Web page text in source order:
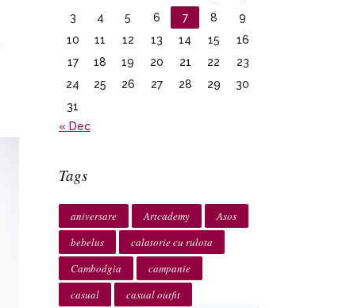
3
4 5 6 7 8
9
10
11 12 13 14 15
16
17
18 19 20 21 22
23
24
25 26 27 28 29
30
31
« Dec
Tags
aniversare Artcademy
Asos
bebelus
calatorie cu rulota
Cambodgia
campanie
casual
casual outfit